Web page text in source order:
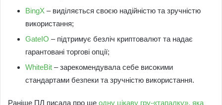
BingX – виділяється своєю надійністю та зручністю
використання;
GateIO – підтримує безліч криптовалют та надає
гарантовані торгові опції;
WhiteBit – зарекомендувала себе високими
стандартами безпеки та зручністю використання.
Раніше ПЛ писала про ще одну цікаву гру-«тапалку», яка